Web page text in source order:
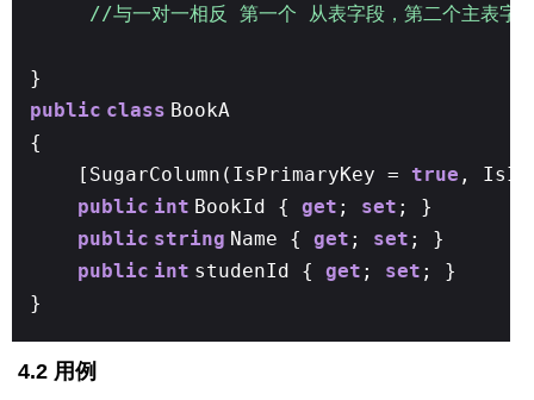
//与一对一相反 第一个 从表字段，第二个主表字
}
public class BookA
{
[SugarColumn(IsPrimaryKey = true ,
public int BookId { get ; set ; }
public string Name { get ; set ; }
public int studenId { get ; set ; }
}
4.2 用例